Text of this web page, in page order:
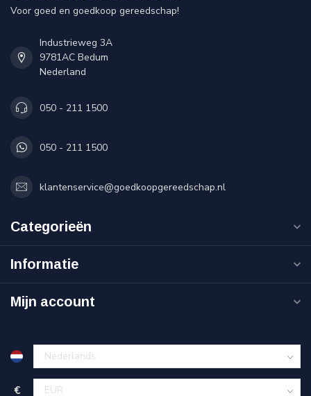
Voor goed en goedkoop gereedschap!
Industrieweg 3A
9781AC Bedum
Nederland
050 - 211 1500
050 - 211 1500
klantenservice@goedkoopgereedschap.nl
Categorieën
Informatie
Mijn account
€